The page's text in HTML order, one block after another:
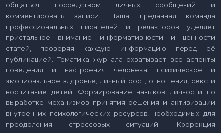
общаться посредством личных сообщений и
комментировать записи. Наша преданная команда
профессиональных писателей и редакторов уделяет
пристальное внимание информативности и ценности
статей, проверяя каждую информацию перед её
публикацией. Тематика журнала охватывает все аспекты
поведения и настроения человека: психическое и
эмоциональное здоровье, личный рост, отношения, секс и
воспитание детей. Формирование навыков личности по
выработке механизмов принятия решения и активизации
внутренних психологических ресурсов, необходимых для
преодоления стрессовых ситуаций. Коррекция